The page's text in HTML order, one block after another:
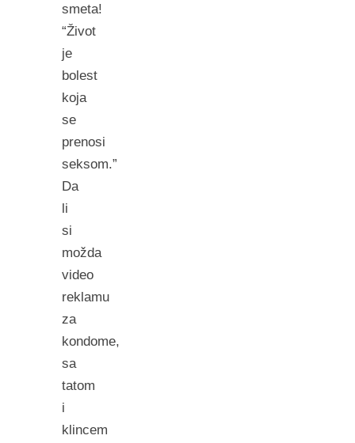
smeta!
“Život
je
bolest
koja
se
prenosi
seksom.”
Da
li
si
možda
video
reklamu
za
kondome,
sa
tatom
i
klincem